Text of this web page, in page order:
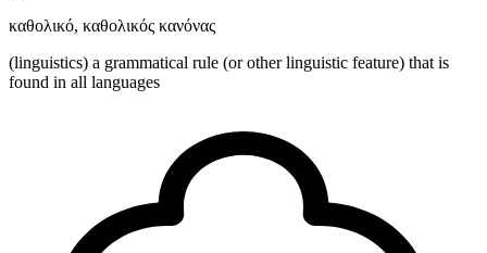
καθολικό, καθολικός κανόνας
(linguistics) a grammatical rule (or other linguistic feature) that is
found in all languages